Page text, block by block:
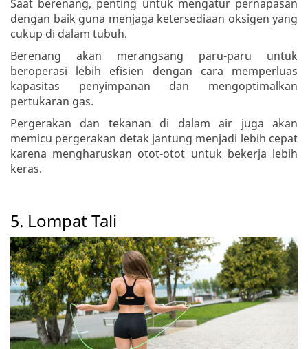
Saat berenang, penting untuk mengatur pernapasan
dengan baik guna menjaga ketersediaan oksigen yang
cukup di dalam tubuh.
Berenang akan merangsang paru-paru untuk
beroperasi lebih efisien dengan cara memperluas
kapasitas penyimpanan dan mengoptimalkan
pertukaran gas.
Pergerakan dan tekanan di dalam air juga akan
memicu pergerakan detak jantung menjadi lebih cepat
karena mengharuskan otot-otot untuk bekerja lebih
keras.
5. Lompat Tali